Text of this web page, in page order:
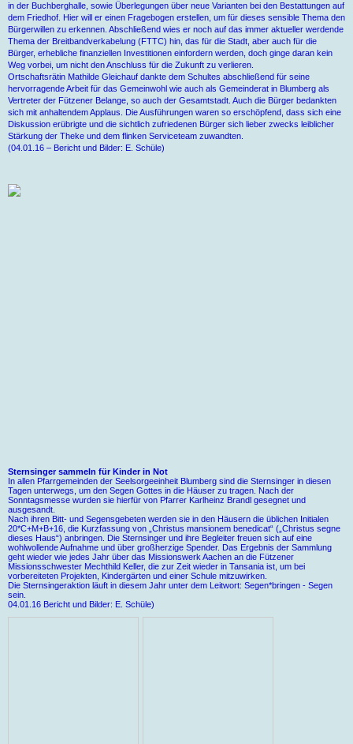
in der Buchberghalle, sowie Überlegungen über neue Varianten bei den Bestattungen auf
dem Friedhof. Hier will er einen Fragebogen erstellen, um für dieses sensible Thema den
Bürgerwillen zu erkennen. Abschließend wies er noch auf das immer aktueller werdende
Thema der Breitbandverkabelung (FTTC) hin, das für die Stadt, aber auch für die
Bürger, erhebliche finanziellen Investitionen einfordern werden, doch ginge daran kein
Weg vorbei, um nicht den Anschluss für die Zukunft zu verlieren.
Ortschaftsrätin Mathilde Gleichauf dankte dem Schultes abschließend für seine
hervorragende Arbeit für das Gemeinwohl wie auch als Gemeinderat in Blumberg als
Vertreter der Fützener Belange, so auch der Gesamtstadt. Auch die Bürger bedankten
sich mit anhaltendem Applaus. Die Ausführungen waren so erschöpfend, dass sich eine
Diskussion erübrigte und die sichtlich zufriedenen Bürger sich lieber zwecks leiblicher
Stärkung der Theke und dem flinken Serviceteam zuwandten.
(04.01.16 – Bericht und Bilder: E. Schüle)
Sternsinger sammeln für Kinder in Not
In allen Pfarrgemeinden der Seelsorgeeinheit Blumberg sind die Sternsinger in diesen
Tagen unterwegs, um den Segen Gottes in die Häuser zu tragen. Nach der
Sonntagsmesse wurden sie hierfür von Pfarrer Karlheinz Brandl gesegnet und
ausgesandt.
Nach ihren Bitt- und Segensgebeten werden sie in den Häusern die üblichen Initialen
20*C+M+B+16, die Kurzfassung von „Christus mansionem benedicat“ („Christus segne
dieses Haus“) anbringen. Die Sternsinger und ihre Begleiter freuen sich auf eine
wohlwollende Aufnahme und über großherzige Spender. Das Ergebnis der Sammlung
geht wieder wie jedes Jahr über das Missionswerk Aachen an die Fützener
Missionsschwester Mechthild Keller, die zur Zeit wieder in Tansania ist, um bei
vorbereiteten Projekten, Kindergärten und einer Schule mitzuwirken.
Die Sternsingeraktion läuft in diesem Jahr unter dem Leitwort: Segen*bringen - Segen
sein.
04.01.16 Bericht und Bilder: E. Schüle)